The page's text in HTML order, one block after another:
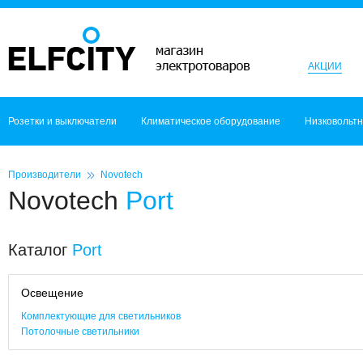
АКЦИИ
Розетки и выключатели Климатическое оборудование
Производители Novotech
Novotech Port
Каталог Port
Освещение
Комплектующие для светильников
Потолочные светильники